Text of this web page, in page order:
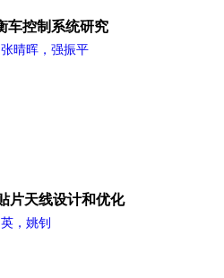
车控制系统研究
晴晖，强振平
片天线设计和优化
，姚钊